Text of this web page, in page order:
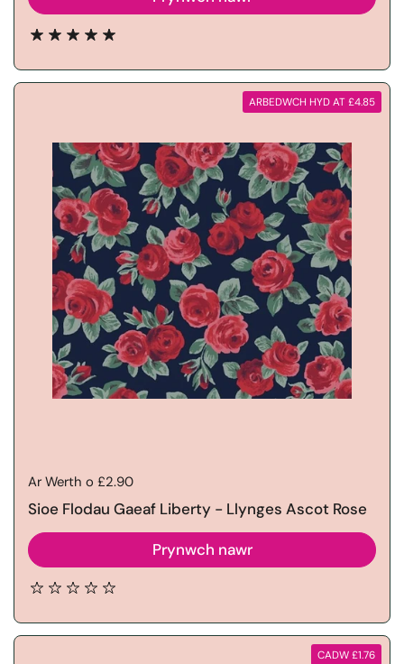
Price:
Ar Werth o £2.90
Sioe Flodau Gaeaf Liberty - Llynges Ascot Rose
Prynwch nawr
ARBEDWCH HYD AT £4.85
CADW £1.76